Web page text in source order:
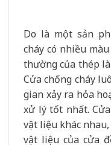
Do là một sản
cháy có nhiều
thường của thép
Cửa chống cháy
gian xảy ra hỏa
xử lý tốt nhất.
vật liệu khác nhau,
vật liệu của cửa